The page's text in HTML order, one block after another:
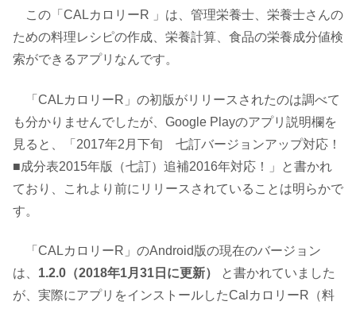
この「CALカロリーR 」は、管理栄養士、栄養士さんの
ための料理レシピの作成、栄養計算、食品の栄養成分値検
索ができるアプリなんです。
「CALカロリーR」の初版がリリースされたのは調べて
も分かりませんでしたが、Google Playのアプリ説明欄を
見ると、「2017年2月下旬 七訂バージョンアップ対応！
■成分表2015年版（七訂）追補2016年対応！」と書かれ
ており、これより前にリリースされていることは明らかで
す。
「CALカロリーR」のAndroid版の現在のバージョン
は、 1.2.0（2018年1月31日に更新）
と書かれていました
が、実際にアプリをインストールしたCalカロリーR（料